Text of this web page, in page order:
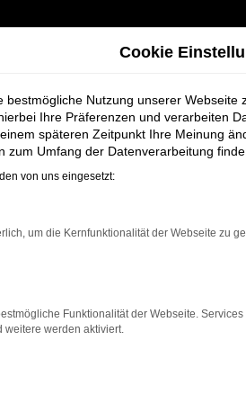
für Weyhe
die ein zuverlässiges und
bietet Komfort, Effizienz
neben einer breiten
Cookie
bestmögliche Nutzung unserer
Ihre Präferenzen und verarbeiten
späteren Zeitpunkt Ihre Meinung
zum Umfang der Datenverarbeitung
von uns eingesetzt:
um die Kernfunktionalität der Webseite zu
Funktionalität der Webseite.
weitere werden aktiviert.